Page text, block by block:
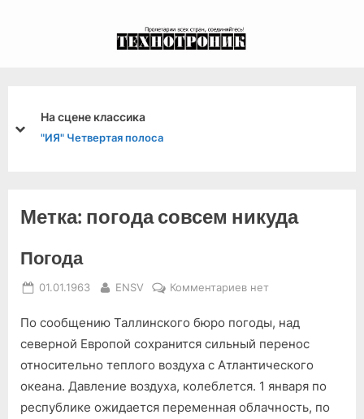
На сцене классика
"ИЯ" Четвертая полоса
prev
next
Метка: погода совсем никуда
Погода
Posted
01.01.1963 By
ENSV Комментариевк
Погода
нет
По сообщению Таллинского бюро погоды, над
северной Европой сохранится сильный перенос
относительно теплого воздуха с Атлантического
океана. Давление воздуха, колеблется. 1 января по
республике ожидается переменная облачность, по